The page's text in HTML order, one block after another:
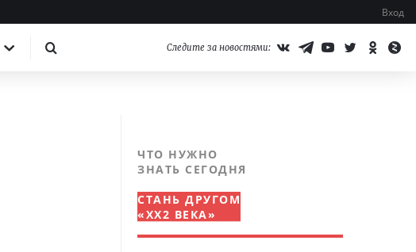
Вход
Следите за новостями:
ЧТО НУЖНО
ЗНАТЬ СЕГОДНЯ
СТАНЬ ДРУГОМ
«XX2 ВЕКА»